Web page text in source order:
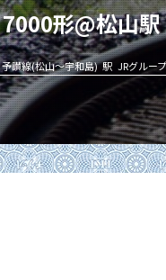
7000形@松山駅
予讃線(松山～宇和島) 駅 JRグループ